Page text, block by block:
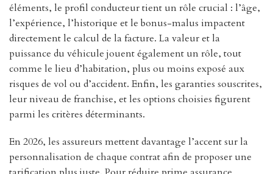
éléments, le profil conducteur tient un rôle crucial : l’âge,
l’expérience, l’historique et le bonus-malus impactent
directement le calcul de la facture. La valeur et la
puissance du véhicule jouent également un rôle, tout
comme le lieu d’habitation, plus ou moins exposé aux
risques de vol ou d’accident. Enfin, les garanties souscrites,
leur niveau de franchise, et les options choisies figurent
parmi les critères déterminants.
En 2026, les assureurs mettent davantage l’accent sur la
personnalisation de chaque contrat afin de proposer une